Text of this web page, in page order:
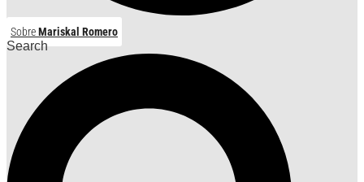
SobreMariskal Romero
Search